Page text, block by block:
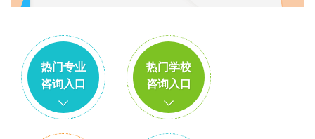
热门专业
咨询入口
热门学校
咨询入口